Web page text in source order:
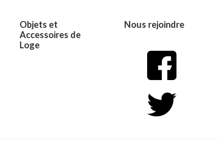
Objets et
Accessoires de
Loge
Nous rejoindre